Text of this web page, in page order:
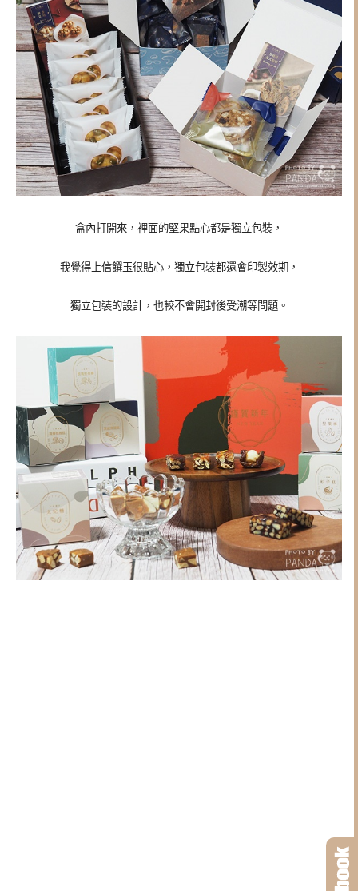
盒內打開來，裡面的堅果點心都是獨立包裝，
我覺得上信饌玉很貼心，獨立包裝都還會印製效期，
獨立包裝的設計，也較不會開封後受潮等問題。